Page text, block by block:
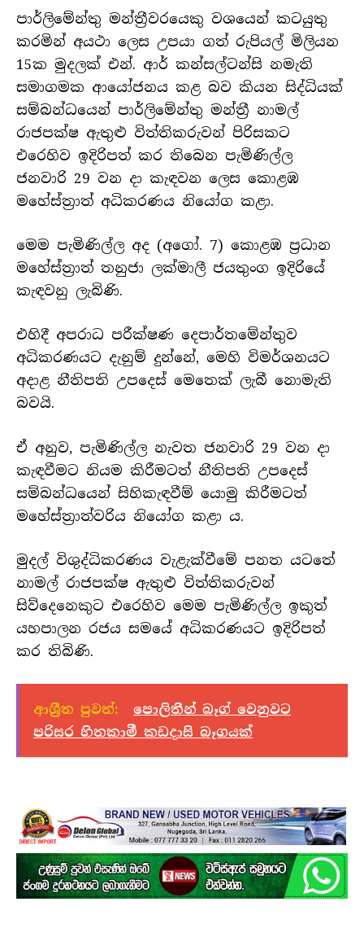
පාර්ලිමේන්තු මන්ත්‍රීවරයෙකු වශයෙන් කටයුතු
කරමින් අයථා ලෙස උපයා ගත් රුපියල් මිලියන
15ක මුදලක් එන්. ආර් කන්සල්ටන්සි නමැති
සමාගමක ආයෝජනය කළ බව කියන සිද්ධියක්
සම්බන්ධයෙන් පාර්ලිමේන්තු මන්ත්‍රී නාමල්
රාජපක්ෂ ඇතුළු විත්තිකරුවන් පිරිසකට
එරෙහිව ඉදිරිපත් කර තිබෙන පැමිණිල්ල
ජනවාරි 29 වන දා කැඳවන ලෙස කොළඹ
මහේස්ත්‍රාත් අධිකරණය නියෝග කළා.
මෙම පැමිණිල්ල අද (අගෝ. 7) කොළඹ ප්‍රධාන
මහේස්ත්‍රාත් තනුජා ලක්මාලී ජයතුංග ඉදිරියේ
කැඳවනු ලැබිණි.
එහිදී අපරාධ පරීක්ෂණ දෙපාර්තමේන්තුව
අධිකරණයට දැනුම් දුන්නේ, මෙහි විමර්ශනයට
අදාළ නීතිපති උපදෙස් මෙතෙක් ලැබී නොමැති
බවයි.
ඒ අනුව, පැමිණිල්ල නැවත ජනවාරි 29 වන දා
කැඳවීමට නියම කිරීමටත් නීතිපති උපදෙස්
සම්බන්ධයෙන් සිහිකැඳවීම් යොමු කිරීමටත්
මහේස්ත්‍රාත්වරිය නියෝග කළා ය.
මුදල් විශුද්ධිකරණය වැළැක්වීමේ පනත යටතේ
නාමල් රාජපක්ෂ ඇතුළු විත්තිකරුවන්
සිව්දෙනෙකුට එරෙහිව මෙම පැමිණිල්ල ඉකුත්
යහපාලන රජය සමයේ අධිකරණයට ඉදිරිපත්
කර තිබිණි.
ආශ්‍රීත පුවත්:
පොලිතීන් බෑග් වෙනුවට
පරිසර හිතකාමී කඩදාසි බෑගයක්